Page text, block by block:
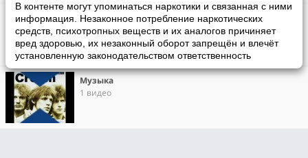
В контенте могут упоминаться наркотики и связанная с ними
информация. Незаконное потребление наркотических
средств, психотропных веществ и их аналогов причиняет
вред здоровью, их незаконный оборот запрещён и влечёт
установленную законодательством ответственность
В мире животных.
1 видео
Музыка
1 видео